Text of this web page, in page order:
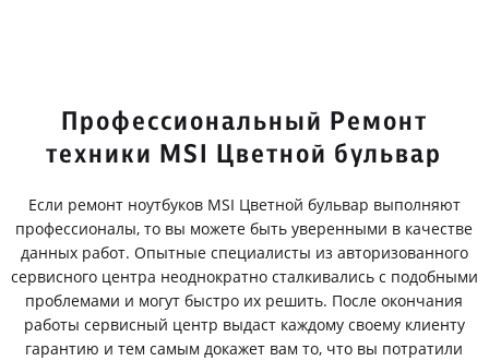
Профессиональный Ремонт
техники MSI Цветной бульвар
Если ремонт ноутбуков MSI Цветной бульвар выполняют
профессионалы, то вы можете быть уверенными в качестве
данных работ. Опытные специалисты из авторизованного
сервисного центра неоднократно сталкивались с подобными
проблемами и могут быстро их решить. После окончания
работы сервисный центр выдаст каждому своему клиенту
гарантию и тем самым докажет вам то, что вы потратили